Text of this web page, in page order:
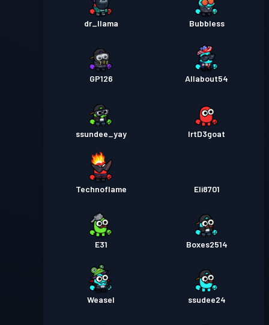
dr_llama Bubbless
GP126 Allabout54
ssundee_yay lrtD3goat
Technoflame Eli8701
E31 Boxes2514
Weasel ssudee24